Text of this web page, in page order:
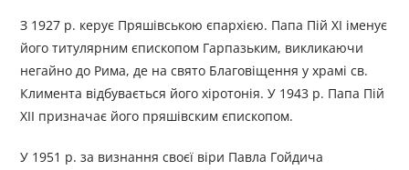
З 1927 р. керує Пряшівською єпархією. Папа Пій XI іменує
його титулярним єпископом Гарпазьким, викликаючи
негайно до Рима, де на свято Благовіщення у храмі св.
Климента відбувається його хіротонія. У 1943 р. Папа Пій
XII призначає його пряшівским єпископом.
У 1951 р. за визнання своєї віри Павла Гойдича